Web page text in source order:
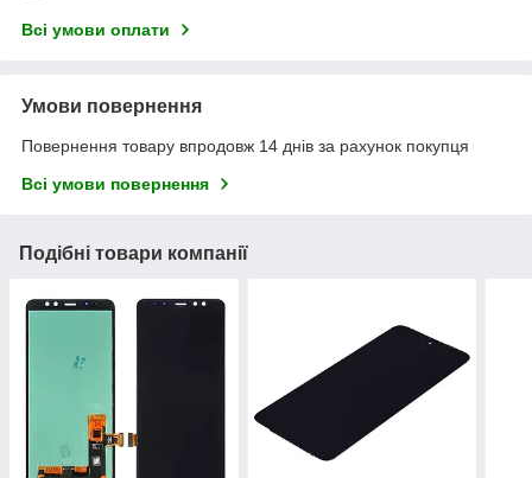
Всі умови оплати
Умови повернення
Повернення товару впродовж 14 днів за рахунок покупця
Всі умови повернення
Подібні товари компанії